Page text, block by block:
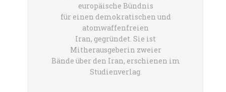
europäische Bündnis
für einen demokratischen und
atomwaffenfreien
Iran, gegründet. Sie ist
Mitherausgeberin zweier
Bände über den Iran, erschienen im
Studienverlag.